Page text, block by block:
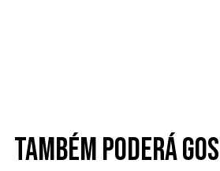
Também poderá